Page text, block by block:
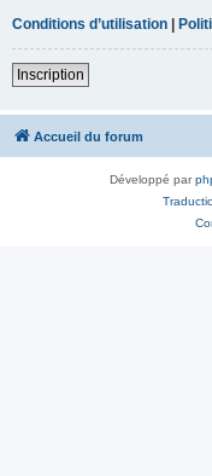
Conditions d’utilisation |
Inscription
Accueil du forum
Développé par